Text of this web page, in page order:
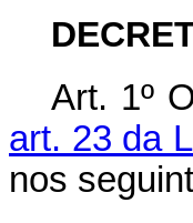
Art. 1º
art. 23 da
nos